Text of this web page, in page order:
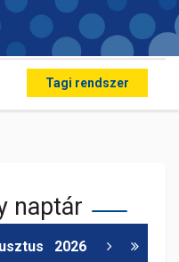
Tagi rendszer
naptár
2026